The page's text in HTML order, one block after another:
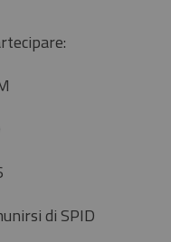
di SPID